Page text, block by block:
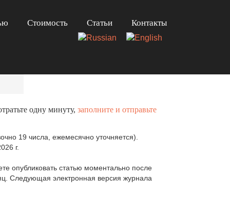
Стоимость Статьи Контакты
одну минуту, заполните и отправьте
19 числа, ежемесячно уточняется).
г.
опубликовать статью моментально после
Следующая электронная версия журнала